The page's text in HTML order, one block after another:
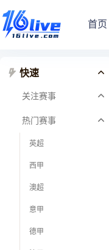
首页
快速
关注赛事
热门赛事
英超
西甲
澳超
意甲
德甲